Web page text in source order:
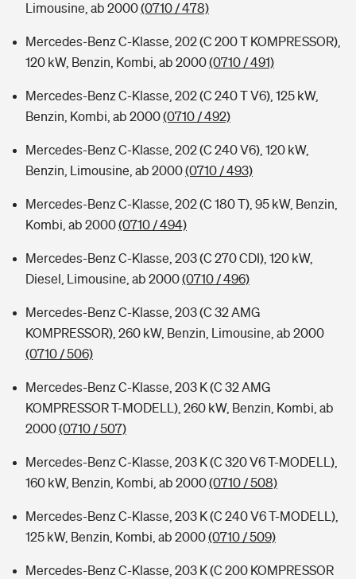
Limousine, ab 2000(0710 / 478)
Mercedes-Benz C-Klasse, 202 (C 200 T KOMPRESSOR),
120 kW, Benzin, Kombi, ab 2000(0710 / 491)
Mercedes-Benz C-Klasse, 202 (C 240 T V6), 125 kW,
Benzin, Kombi, ab 2000(0710 / 492)
Mercedes-Benz C-Klasse, 202 (C 240 V6), 120 kW,
Benzin, Limousine, ab 2000(0710 / 493)
Mercedes-Benz C-Klasse, 202 (C 180 T), 95 kW, Benzin,
Kombi, ab 2000(0710 / 494)
Mercedes-Benz C-Klasse, 203 (C 270 CDI), 120 kW,
Diesel, Limousine, ab 2000(0710 / 496)
Mercedes-Benz C-Klasse, 203 (C 32 AMG
KOMPRESSOR), 260 kW, Benzin, Limousine, ab 2000
(0710 / 506)
Mercedes-Benz C-Klasse, 203 K (C 32 AMG
KOMPRESSOR T-MODELL), 260 kW, Benzin, Kombi, ab
2000(0710 / 507)
Mercedes-Benz C-Klasse, 203 K (C 320 V6 T-MODELL),
160 kW, Benzin, Kombi, ab 2000(0710 / 508)
Mercedes-Benz C-Klasse, 203 K (C 240 V6 T-MODELL),
125 kW, Benzin, Kombi, ab 2000(0710 / 509)
Mercedes-Benz C-Klasse, 203 K (C 200 KOMPRESSOR